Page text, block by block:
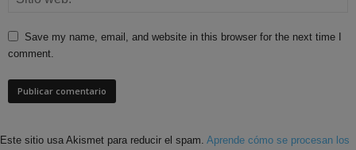
Save my name, email, and website in this browser for the next time I
comment.
Este sitio usa Akismet para reducir el spam. Aprende cómo se procesan los